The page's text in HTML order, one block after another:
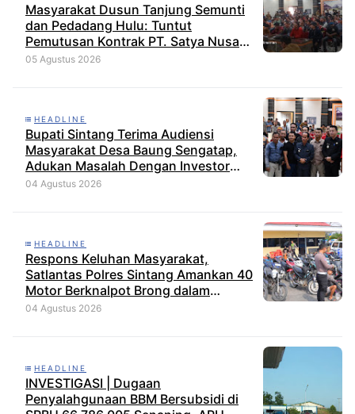
Masyarakat Dusun Tanjung Semunti
dan Pedadang Hulu: Tuntut
Pemutusan Kontrak PT. Satya Nusa
Indah Perkasa
05 Agustus 2026
HEADLINE
Bupati Sintang Terima Audiensi
Masyarakat Desa Baung Sengatap,
Adukan Masalah Dengan Investor
Perkebunan
04 Agustus 2026
HEADLINE
Respons Keluhan Masyarakat,
Satlantas Polres Sintang Amankan 40
Motor Berknalpot Brong dalam
Strong Point Pagi
04 Agustus 2026
HEADLINE
INVESTIGASI | Dugaan
Penyalahgunaan BBM Bersubsidi di